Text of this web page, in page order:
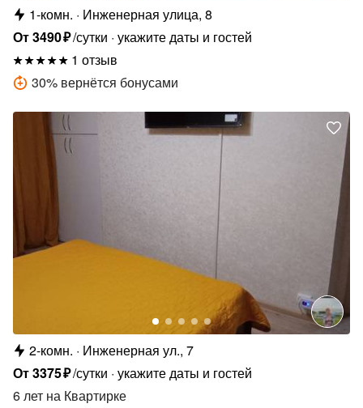
1-комн.
Инженерная улица, 8
От3490₽/сутки укажите даты и гостей
1 отзыв
30% вернётся бонусами
2-комн.
Инженерная ул., 7
От3375₽/сутки укажите даты и гостей
6 лет на Квартирке